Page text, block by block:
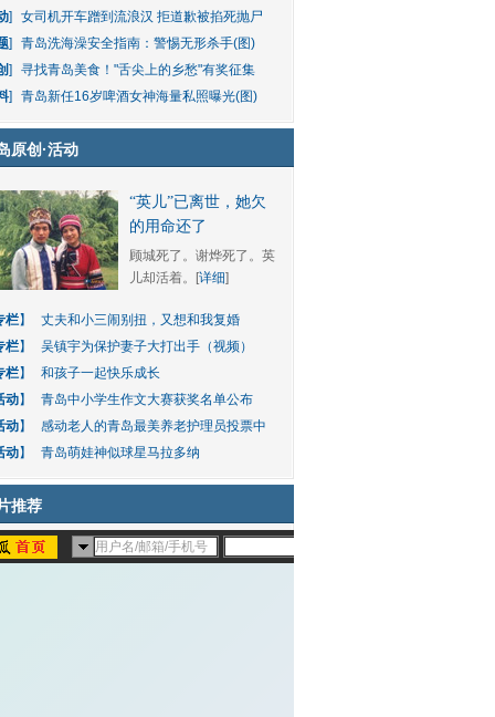
]
女司机开车蹭到流浪汉 拒道歉被掐死抛尸
]
青岛洗海澡安全指南：警惕无形杀手(图)
]
寻找青岛美食！"舌尖上的乡愁"有奖征集
] 青岛新任16岁啤酒女神海量私照曝光(图)
原创 ·活动
“英儿”已离世，她欠
的用命还了
顾城死了。谢烨死了。英
儿却活着。[详细]
栏】
丈夫和小三闹别扭，又想和我复婚
栏】
吴镇宇为保护妻子大打出手（视频）
栏】
和孩子一起快乐成长
动】
青岛中小学生作文大赛获奖名单公布
动】
感动老人的青岛最美养老护理员投票中
动】 青岛萌娃神似球星马拉多纳
推荐